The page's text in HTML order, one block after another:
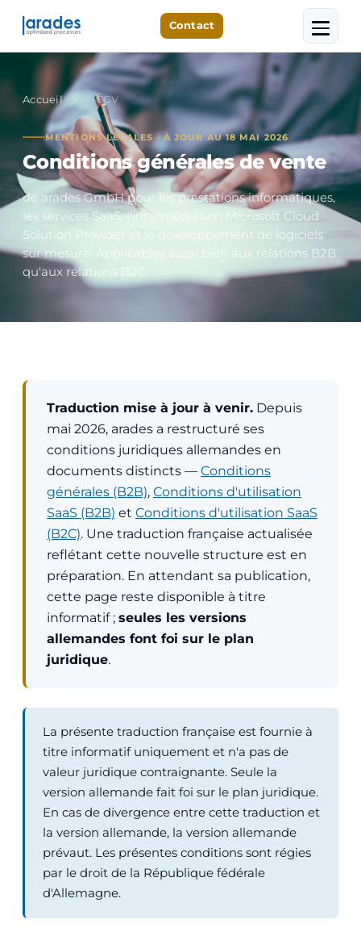
Contact
Accueil › CGV
MENTIONS LÉGALES · À JOUR AU 18 MAI 2026
Conditions générales de vente
de arades GmbH pour les prestations informatiques,
les services SaaS, l'intermédiation Microsoft Cloud
Solution Provider et le développement de logiciels
sur mesure. Applicables aussi bien aux relations B2B
qu'aux relations B2C.
Traduction mise à jour à venir. Depuis
mai 2026, arades a restructuré ses
conditions juridiques allemandes en
documents distincts — Conditions
générales (B2B), Conditions d'utilisation
SaaS (B2B) et Conditions d'utilisation SaaS
(B2C). Une traduction française actualisée
reflétant cette nouvelle structure est en
préparation. En attendant sa publication,
cette page reste disponible à titre
informatif ; seules les versions
allemandes font foi sur le plan
juridique.
La présente traduction française est fournie à
titre informatif uniquement et n'a pas de
valeur juridique contraignante. Seule la
version allemande fait foi sur le plan juridique.
En cas de divergence entre cette traduction et
la version allemande, la version allemande
prévaut. Les présentes conditions sont régies
par le droit de la République fédérale
d'Allemagne.